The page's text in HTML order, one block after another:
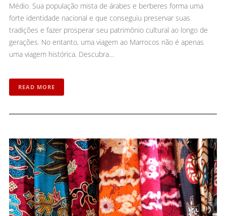
Médio. Sua população mista de árabes e berberes forma uma
forte identidade nacional e que conseguiu preservar suas
tradições e fazer prosperar seu patrimônio cultural ao longo de
gerações. No entanto, uma viagem ao Marrocos não é apenas
uma viagem histórica. Descubra…
READ MORE